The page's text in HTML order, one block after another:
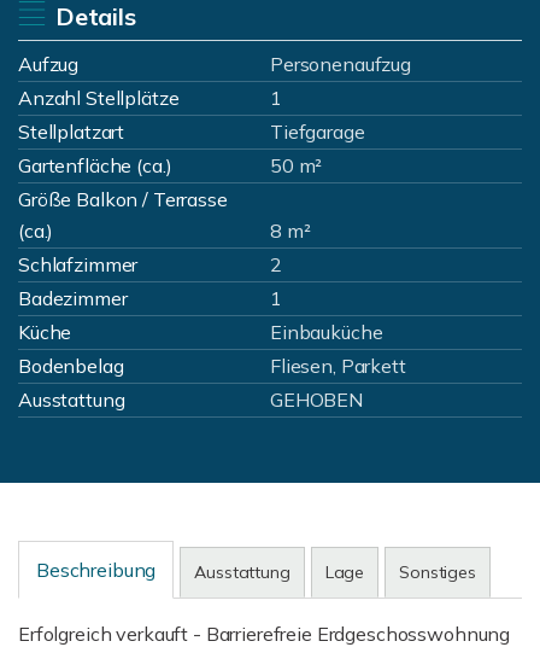
Details
Aufzug
Personenaufzug
Anzahl Stellplätze
1
Stellplatzart
Tiefgarage
Gartenfläche (ca.)
50 m²
Größe Balkon / Terrasse
(ca.)
8 m²
Schlafzimmer
2
Badezimmer
1
Küche
Einbauküche
Bodenbelag
Fliesen, Parkett
Ausstattung
GEHOBEN
Beschreibung Ausstattung Lage Sonstiges
Erfolgreich verkauft - Barrierefreie Erdgeschosswohnung